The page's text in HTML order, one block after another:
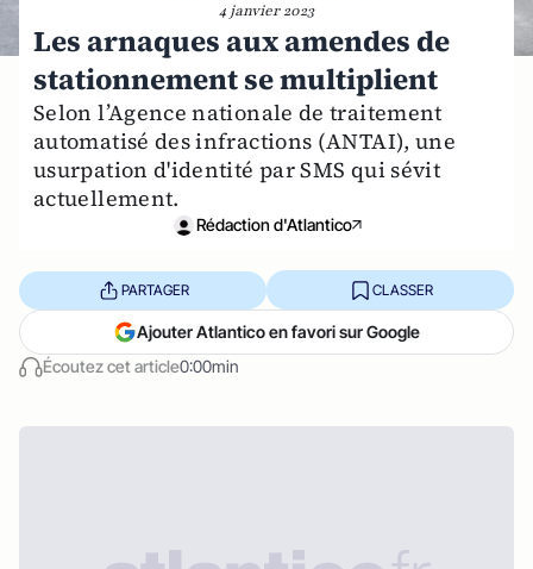
4 janvier 2023
Les arnaques aux amendes de
stationnement se multiplient
Selon l’Agence nationale de traitement
automatisé des infractions (ANTAI), une
usurpation d'identité par SMS qui sévit
actuellement.
Rédaction d'Atlantico
Écoutez cet article0:00min
PARTAGER CLASSER
Ajouter Atlantico en favori sur Google